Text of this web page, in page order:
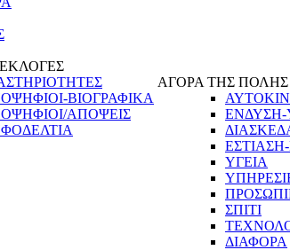
ΒΙΟΓΡΑΦΙΚΑ
ΑΠΟΨΕΙΣ
ΑΓΟΡΑ ΤΗΣ ΠΟΛΗΣ
ΥΓΕΙΑ
ΣΠΙΤΙ
ΔΙΑΦΟΡΑ